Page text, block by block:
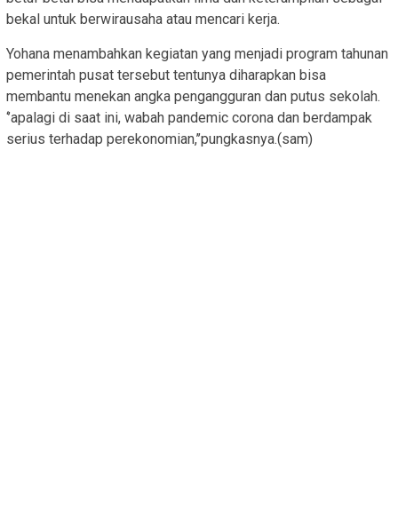
bekal untuk berwirausaha atau mencari kerja.
Yohana menambahkan kegiatan yang menjadi program tahunan
pemerintah pusat tersebut tentunya diharapkan bisa
membantu menekan angka pengangguran dan putus sekolah.
‘’apalagi di saat ini, wabah pandemic corona dan berdampak
serius terhadap perekonomian,’’pungkasnya.(sam)